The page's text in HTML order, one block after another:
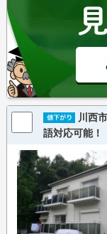
川西
語対応可能！